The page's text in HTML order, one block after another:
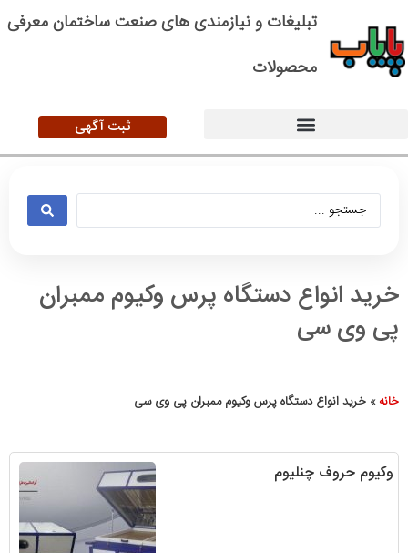
تبلیغات و نیازمندی های صنعت ساختمان معرفی
محصولات
ثبت آگهی
خرید انواع دستگاه پرس وکیوم ممبران
پی وی سی
خانه» خرید انواع دستگاه پرس وکیوم ممبران پی وی سی
وکیوم حروف چنلیوم